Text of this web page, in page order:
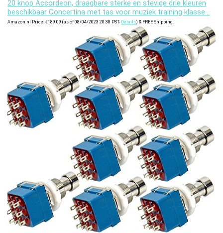
20 knop Accordeon, draagbare sterke en stevige drie kleuren
beschikbaar Concertina met tas voor muziek training klasse…
Amazon.nl Price: €189.09 (as of 08/04/2023 20:38 PST- Details) & FREE Shipping.